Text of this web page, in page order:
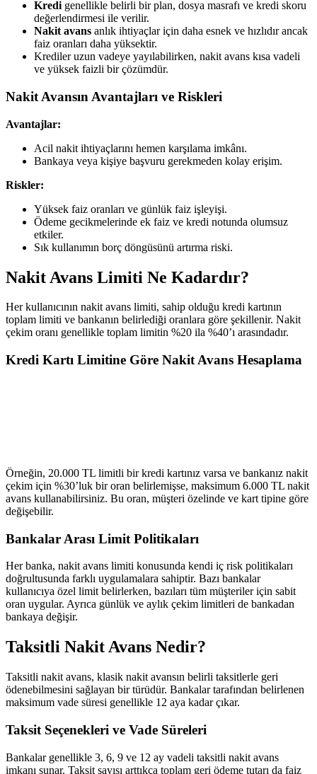
Kredi genellikle belirli bir plan, dosya masrafı ve kredi skoru
değerlendirmesi ile verilir.
Nakit avans anlık ihtiyaçlar için daha esnek ve hızlıdır ancak
faiz oranları daha yüksektir.
Krediler uzun vadeye yayılabilirken, nakit avans kısa vadeli
ve yüksek faizli bir çözümdür.
Nakit Avansın Avantajları ve Riskleri
Avantajlar:
Acil nakit ihtiyaçlarını hemen karşılama imkânı.
Bankaya veya kişiye başvuru gerekmeden kolay erişim.
Riskler:
Yüksek faiz oranları ve günlük faiz işleyişi.
Ödeme gecikmelerinde ek faiz ve kredi notunda olumsuz
etkiler.
Sık kullanımın borç döngüsünü artırma riski.
Nakit Avans Limiti Ne Kadardır?
Her kullanıcının nakit avans limiti, sahip olduğu kredi kartının
toplam limiti ve bankanın belirlediği oranlara göre şekillenir. Nakit
çekim oranı genellikle toplam limitin %20 ila %40’ı arasındadır.
Kredi Kartı Limitine Göre Nakit Avans Hesaplama
Örneğin, 20.000 TL limitli bir kredi kartınız varsa ve bankanız nakit
çekim için %30’luk bir oran belirlemişse, maksimum 6.000 TL nakit
avans kullanabilirsiniz. Bu oran, müşteri özelinde ve kart tipine göre
değişebilir.
Bankalar Arası Limit Politikaları
Her banka, nakit avans limiti konusunda kendi iç risk politikaları
doğrultusunda farklı uygulamalara sahiptir. Bazı bankalar
kullanıcıya özel limit belirlerken, bazıları tüm müşteriler için sabit
oran uygular. Ayrıca günlük ve aylık çekim limitleri de bankadan
bankaya değişir.
Taksitli Nakit Avans Nedir?
Taksitli nakit avans, klasik nakit avansın belirli taksitlerle geri
ödenebilmesini sağlayan bir türüdür. Bankalar tarafından belirlenen
maksimum vade süresi genellikle 12 aya kadar çıkar.
Taksit Seçenekleri ve Vade Süreleri
Bankalar genellikle 3, 6, 9 ve 12 ay vadeli taksitli nakit avans
imkanı sunar. Taksit sayısı arttıkça toplam geri ödeme tutarı da faiz